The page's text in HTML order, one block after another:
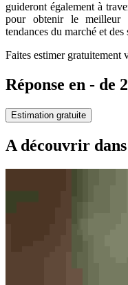
guideront également à
pour obtenir le meilleur
tendances du marché et
Faites estimer gratuitement
Réponse en - de
Estimation gratuite
A découvrir